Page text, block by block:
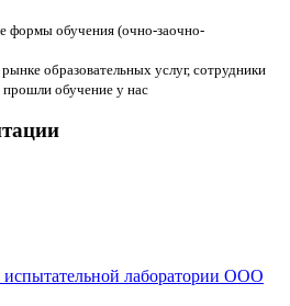
формы обучения (очно-заочно-
рынке образовательных услуг, сотрудники
обучение у нас